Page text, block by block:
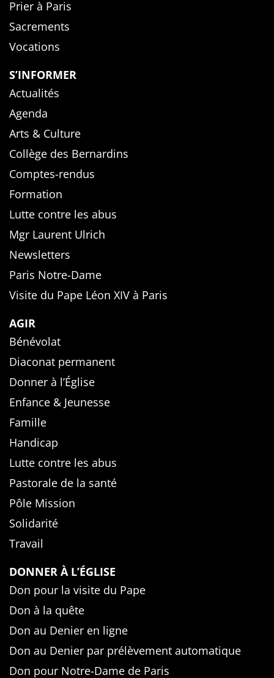
Prier à Paris
Sacrements
Vocations
S’INFORMER
Actualités
Agenda
Arts & Culture
Collège des Bernardins
Comptes-rendus
Formation
Lutte contre les abus
Mgr Laurent Ulrich
Newsletters
Paris Notre-Dame
Visite du Pape Léon XIV à Paris
AGIR
Bénévolat
Diaconat permanent
Donner à l’Église
Enfance & Jeunesse
Famille
Handicap
Lutte contre les abus
Pastorale de la santé
Pôle Mission
Solidarité
Travail
DONNER À L’ÉGLISE
Don pour la visite du Pape
Don à la quête
Don au Denier en ligne
Don au Denier par prélèvement automatique
Don pour Notre-Dame de Paris